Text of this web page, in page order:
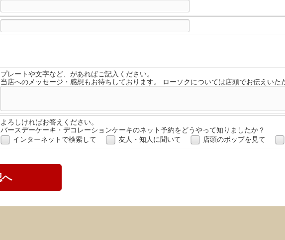
プレートや文字など、があればご記入ください。
当店へのメッセージ・感想もお待ちしております。 ローソクについては店頭でお伝えいた
よろしければお答えください。
バースデーケーキ・デコレーションケーキのネット予約をどうやって知りましたか？
インターネットで検索して
友人・知人に聞いて 店頭のポップを見て